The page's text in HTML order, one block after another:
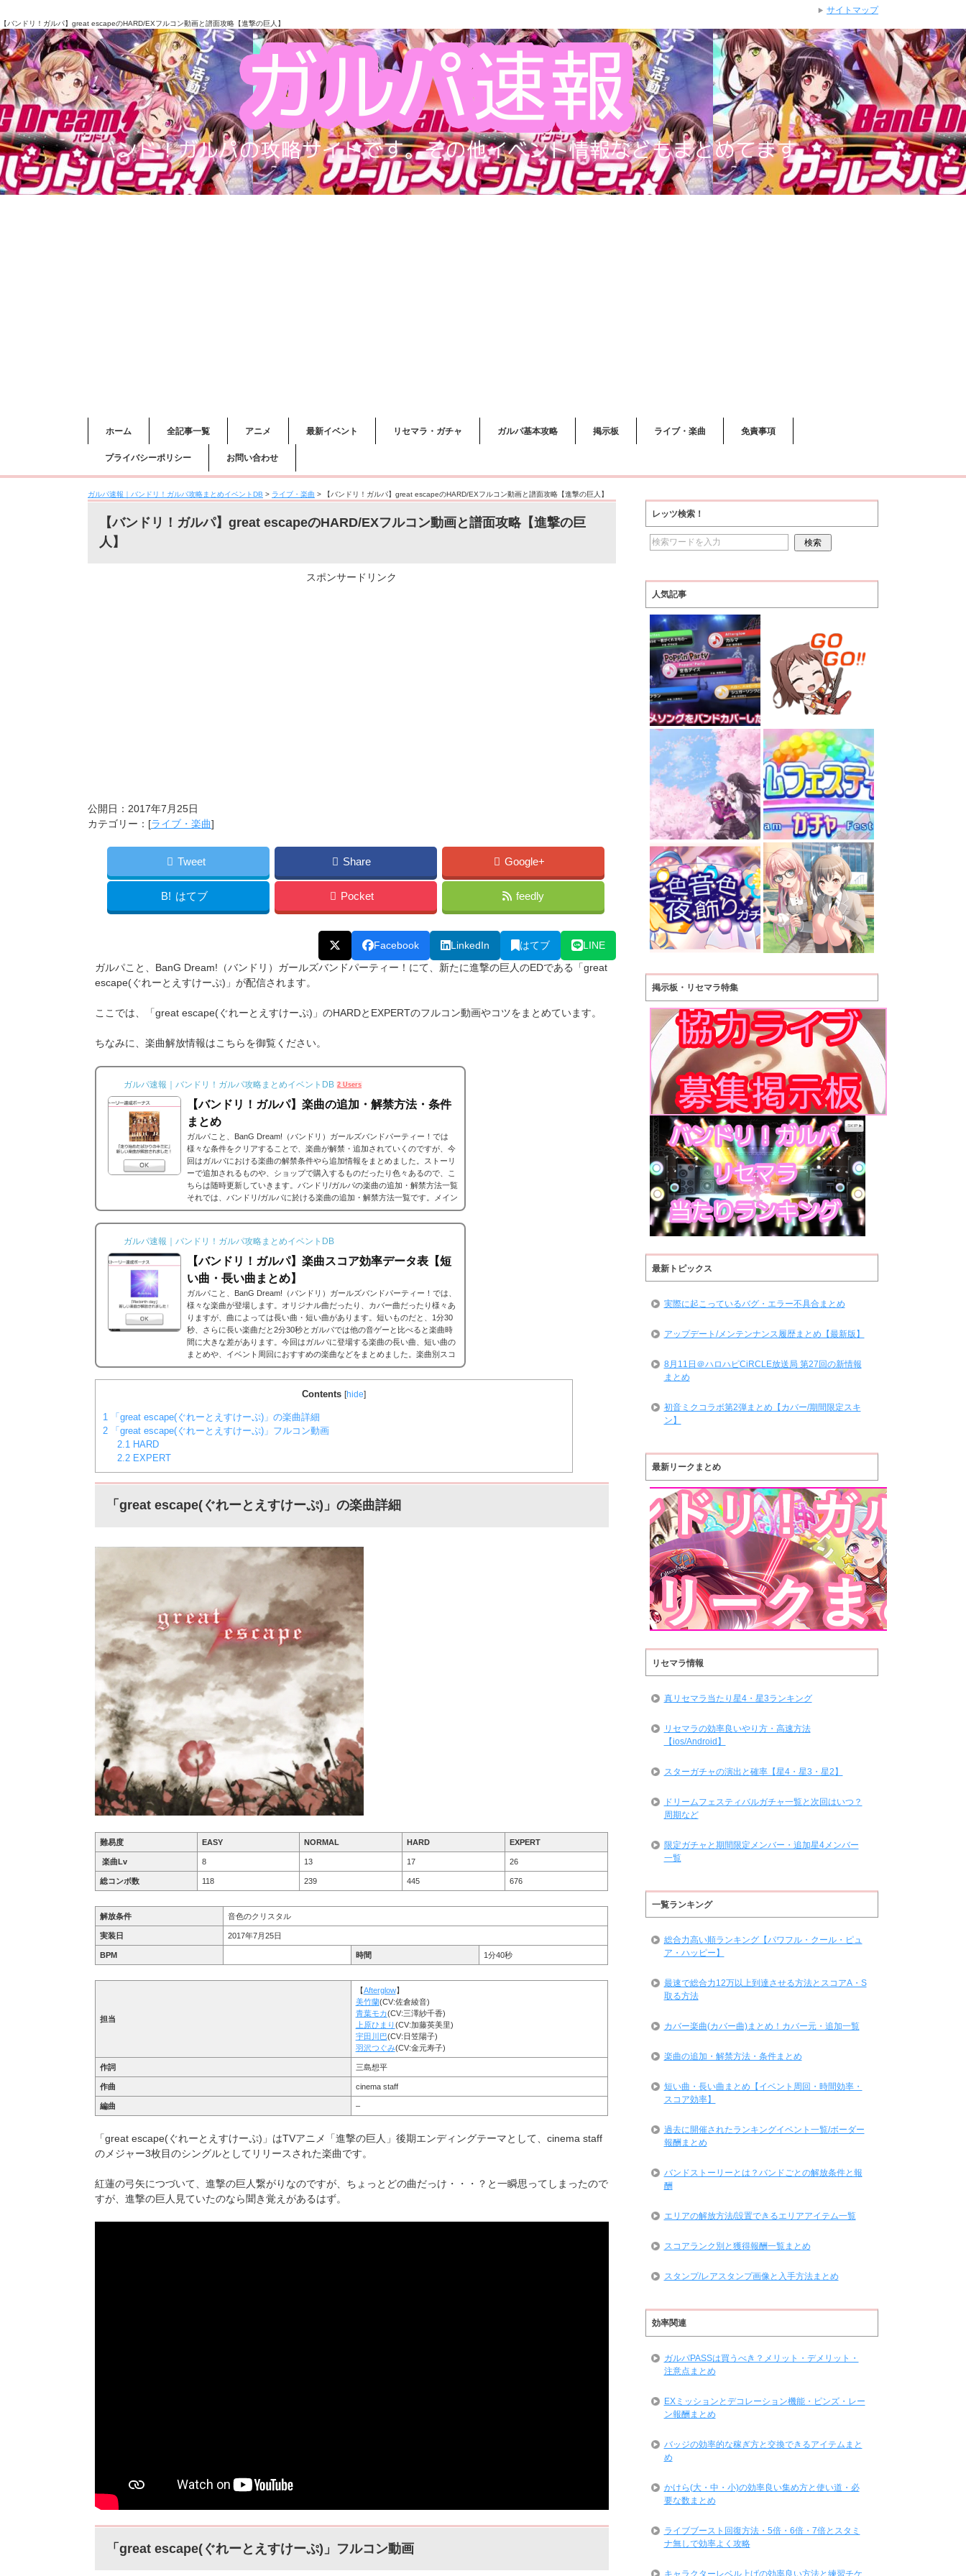
【バンドリ！ガルパ】great escapeのHARD/EXフルコン動画と譜面攻略【進撃の巨人】
ホーム 全記事一覧 アニメ 最新イベント リセマラ・ガチャ ガルパ基本攻略 掲示板 ライブ・楽曲 免責事項
プライバシーポリシー お問い合わせ
ガルパ速報｜バンドリ！ガルパ攻略まとめイベントDB > ライブ・楽曲 > 【バンドリ！ガルパ】great escapeのHARD/EXフルコン動画と譜面攻略【進撃の巨人】
【バンドリ！ガルパ】great escapeのHARD/EXフルコン動画と譜面攻略【進撃の巨
人】
スポンサードリンク
公開日： 2017年7月25日
カテゴリー：[ライブ・楽曲]
Tweet Share Google+
B! はてブ Pocket feedly
Facebook LinkedIn はてブ
LINE
ガルパこと、BanG Dream!（バンドリ）ガールズバンドパーティー！にて、新たに進撃の巨人のEDである「great
escape(ぐれーとえすけーぷ)」が配信されます。
ここでは、「great escape(ぐれーとえすけーぷ)」のHARDとEXPERTのフルコン動画やコツをまとめています。
ちなみに、楽曲解放情報はこちらを御覧ください。
ガルパ速報｜バンドリ！ガルパ攻略まとめイベントDB 2 Users
【バンドリ！ガルパ】楽曲の追加・解禁方法・条件
まとめ
ガルパこと、BanG Dream!（バンドリ）ガールズバンドパーティー！では
様々な条件をクリアすることで、楽曲が解禁・追加されていくのですが、今
回はガルパにおける楽曲の解禁条件やら追加情報をまとめました。ストーリ
ーで追加されるものや、ショップで購入するものだったり色々あるので、こ
ちらは随時更新していきます。バンドリ/ガルパの楽曲の追加・解禁方法一覧
それでは、バンドリ/ガルパに於ける楽曲の追加・解禁方法一覧です。メイン
ストーリーだったり、バンドストーリーだったり、いろいろな条件があると
思うのですが、それぞれ...
ガルパ速報｜バンドリ！ガルパ攻略まとめイベントDB
【バンドリ！ガルパ】楽曲スコア効率データ表【短
い曲・長い曲まとめ】
ガルパこと、BanG Dream!（バンドリ）ガールズバンドパーティー！では、
様々な楽曲が登場します。オリジナル曲だったり、カバー曲だったり様々あ
りますが、曲によっては長い曲・短い曲があります。短いものだと、1分30
秒、さらに長い楽曲だと2分30秒とガルパでは他の音ゲーと比べると楽曲時
間に大きな差があります。今回はガルパに登場する楽曲の長い曲、短い曲の
まとめや、イベント周回におすすめの楽曲などをまとめました。楽曲別スコ
ア効率表(協力ライブ) ↓別タブで見る場合はこちら。
バンドリ！ガルパ ス
コア...
Contents [hide]
1 「great escape(ぐれーとえすけーぷ)」の楽曲詳細
2 「great escape(ぐれーとえすけーぷ)」フルコン動画
2.1HARD
2.2EXPERT
「great escape(ぐれーとえすけーぷ)」の楽曲詳細
難易度 EASY NORMAL HARD EXPERT
楽曲Lv 8 13 17 26
総コンボ数 118 239 445 676
解放条件 音色のクリスタル
実装日 2017年7月25日
BPM 時間 1分40秒
担当
【Afterglow】
美竹蘭(CV:佐倉綾音)
青葉モカ(CV:三澤紗千香)
上原ひまり(CV:加藤英美里)
宇田川巴(CV:日笠陽子)
羽沢つぐみ(CV:金元寿子)
作詞 三島想平
作曲 cinema staff
編曲 –
「great escape(ぐれーとえすけーぷ)」はTVアニメ「進撃の巨人」後期エンディングテーマとして、cinema staff
のメジャー3枚目のシングルとしてリリースされた楽曲です。
紅蓮の弓矢につづいて、進撃の巨人繋がりなのですが、ちょっとどの曲だっけ・・・？と一瞬思ってしまったので
すが、進撃の巨人見ていたのなら聞き覚えがあるはず。
「great escape(ぐれーとえすけーぷ)」フルコン動画
レッツ検索！
人気記事
掲示板・リセマラ特集
最新トピックス
実際に起こっているバグ・エラー不具合まとめ
アップデート/メンテンナンス履歴まとめ【最新版】
8月11日＠ハロハピCiRCLE放送局 第27回の新情報
まとめ
初音ミクコラボ第2弾まとめ【カバー/期間限定スキ
ン】
最新リークまとめ
リセマラ情報
真リセマラ当たり星4・星3ランキング
リセマラの効率良いやり方・高速方法
【ios/Android】
スターガチャの演出と確率【星4・星3・星2】
ドリームフェスティバルガチャ一覧と次回はいつ？
周期など
限定ガチャと期間限定メンバー・追加星4メンバー
一覧
一覧ランキング
総合力高い順ランキング【パワフル・クール・ピュ
ア・ハッピー】
最速で総合力12万以上到達させる方法とスコアA・S
取る方法
カバー楽曲(カバー曲)まとめ！カバー元・追加一覧
楽曲の追加・解禁方法・条件まとめ
短い曲・長い曲まとめ【イベント周回・時間効率・
スコア効率】
過去に開催されたランキングイベント一覧/ボーダー
報酬まとめ
バンドストーリーとは？バンドごとの解放条件と報
酬
エリアの解放方法/設置できるエリアアイテム一覧
スコアランク別と獲得報酬一覧まとめ
スタンプ/レアスタンプ画像と入手方法まとめ
効率関連
ガルパPASSは買うべき？メリット・デメリット・
注意点まとめ
EXミッションとデコレーション機能・ピンズ・レー
ン報酬まとめ
バッジの効率的な稼ぎ方と交換できるアイテムまと
め
かけら(大・中・小)の効率良い集め方と使い道・必
要な数まとめ
ライブブースト回復方法・5倍・6倍・7倍とスタミ
ナ無しで効率よく攻略
サイトマップ